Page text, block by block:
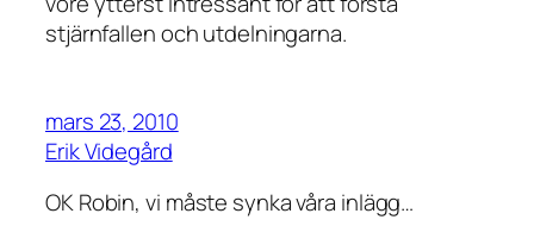
stjärnfallen och utdelningarna.
mars 23, 2010
Erik Videgård
OK Robin, vi måste synka våra inlägg…